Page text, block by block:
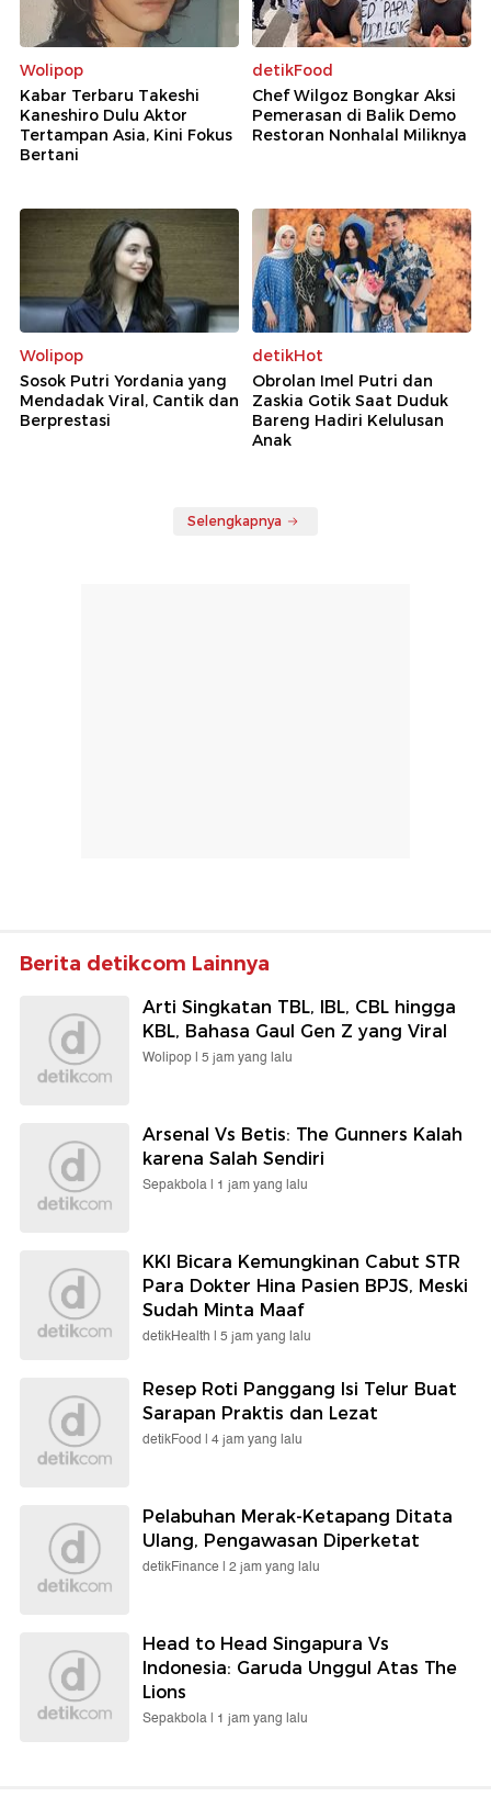
Wolipop
Kabar Terbaru Takeshi
Kaneshiro Dulu Aktor
Tertampan Asia, Kini Fokus
Bertani
detikFood
Chef Wilgoz Bongkar Aksi
Pemerasan di Balik Demo
Restoran Nonhalal Miliknya
Wolipop
Sosok Putri Yordania yang
Mendadak Viral, Cantik dan
Berprestasi
detikHot
Obrolan Imel Putri dan
Zaskia Gotik Saat Duduk
Bareng Hadiri Kelulusan
Anak
Selengkapnya
Berita detikcom Lainnya
Arti Singkatan TBL, IBL, CBL hingga
KBL, Bahasa Gaul Gen Z yang Viral
Wolipop | 5 jam yang lalu
Arsenal Vs Betis: The Gunners Kalah
karena Salah Sendiri
Sepakbola | 1 jam yang lalu
KKI Bicara Kemungkinan Cabut STR
Para Dokter Hina Pasien BPJS, Meski
Sudah Minta Maaf
detikHealth | 5 jam yang lalu
Resep Roti Panggang Isi Telur Buat
Sarapan Praktis dan Lezat
detikFood | 4 jam yang lalu
Pelabuhan Merak-Ketapang Ditata
Ulang, Pengawasan Diperketat
detikFinance | 2 jam yang lalu
Head to Head Singapura Vs
Indonesia: Garuda Unggul Atas The
Lions
Sepakbola | 1 jam yang lalu